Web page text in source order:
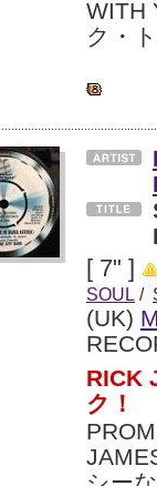
WITH
ク・
[ 7" ]
SOUL /
(UK)
RICK
ク！